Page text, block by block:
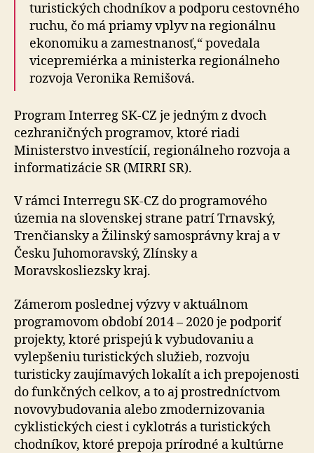
turistických chodníkov a podporu cestovného
ruchu, čo má priamy vplyv na regionálnu
ekonomiku a zamestnanosť,“ povedala
vicepremiérka a ministerka regionálneho
rozvoja Veronika Remišová.
Program Interreg SK-CZ je jedným z dvoch
cezhraničných programov, ktoré riadi
Ministerstvo investícií, regionálneho rozvoja a
informatizácie SR (MIRRI SR).
V rámci Interregu SK-CZ do programového
územia na slovenskej strane patrí Trnavský,
Trenčiansky a Žilinský samosprávny kraj a v
Česku Juhomoravský, Zlínsky a
Moravskosliezsky kraj.
Zámerom poslednej výzvy v aktuálnom
programovom období 2014 – 2020 je podporiť
projekty, ktoré prispejú k vybudovaniu a
vylepšeniu turistických služieb, rozvoju
turisticky zaujímavých lokalít a ich prepojenosti
do funkčných celkov, a to aj prostredníctvom
novovybudovania alebo zmodernizovania
cyklistických ciest i cyklotrás a turistických
chodníkov, ktoré prepoja prírodné a kultúrne